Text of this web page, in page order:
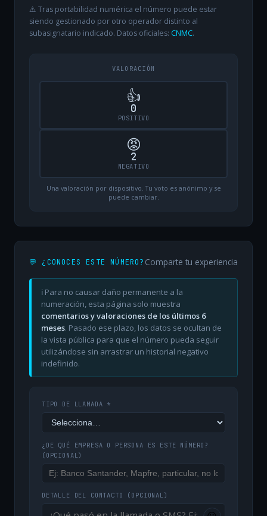
⚠️ Tras portabilidad numérica el número puede estar
siendo gestionado por otro operador distinto al
subasignatario indicado. Datos oficiales: CNMC.
VALORACIÓN
👍
0
POSITIVO
😡
2
NEGATIVO
Una valoración por dispositivo. Tu voto es anónimo y se
puede cambiar.
💬 ¿CONOCES ESTE NÚMERO? Comparte tu experiencia
ℹ️ Para no causar daño permanente a la
numeración, esta página solo muestra
comentarios y valoraciones de los últimos 6
meses. Pasado ese plazo, los datos se ocultan de
la vista pública para que el número pueda seguir
utilizándose sin arrastrar un historial negativo
indefinido.
TIPO DE LLAMADA *
¿DE QUÉ EMPRESA O PERSONA ES ESTE NÚMERO?
(OPCIONAL)
DETALLE DEL CONTACTO (OPCIONAL)